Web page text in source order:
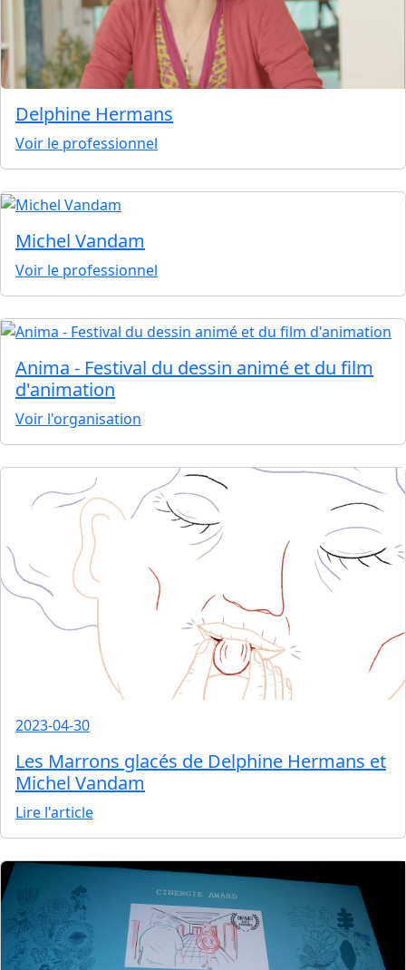
Delphine Hermans
Voir le professionnel
Michel Vandam
Voir le professionnel
Anima - Festival du dessin animé et du film
d'animation
Voir l'organisation
2023-04-30
Les Marrons glacés de Delphine Hermans et
Michel Vandam
Lire l'article